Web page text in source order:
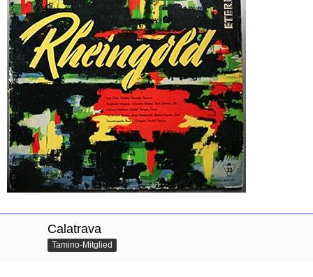
Calatrava
Tamino-Mitglied